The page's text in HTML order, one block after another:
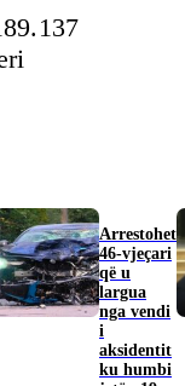
Arrestohet
46-vjeçari
që u
largua
nga vendi
i
aksidentit
ku humbi